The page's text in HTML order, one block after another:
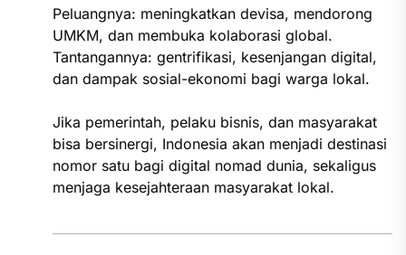
Peluangnya: meningkatkan devisa, mendorong
UMKM, dan membuka kolaborasi global.
Tantangannya: gentrifikasi, kesenjangan digital,
dan dampak sosial-ekonomi bagi warga lokal.
Jika pemerintah, pelaku bisnis, dan masyarakat
bisa bersinergi, Indonesia akan menjadi destinasi
nomor satu bagi digital nomad dunia, sekaligus
menjaga kesejahteraan masyarakat lokal.